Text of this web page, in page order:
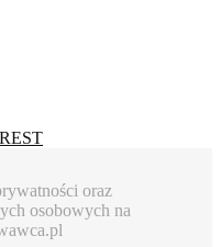
oraz
osobowych na